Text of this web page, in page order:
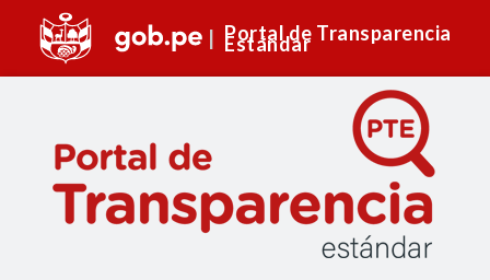
Portal de Transparencia
Estándar